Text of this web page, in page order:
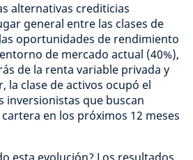
alternativas crediticias
general entre las clases de
oportunidades de rendimiento
de mercado actual (40%),
de la renta variable privada y
la clase de activos ocupó el
inversionistas que buscan
en los próximos 12 meses